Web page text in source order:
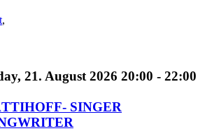
,
21. August 2026 20:00 - 22:00
SINGER